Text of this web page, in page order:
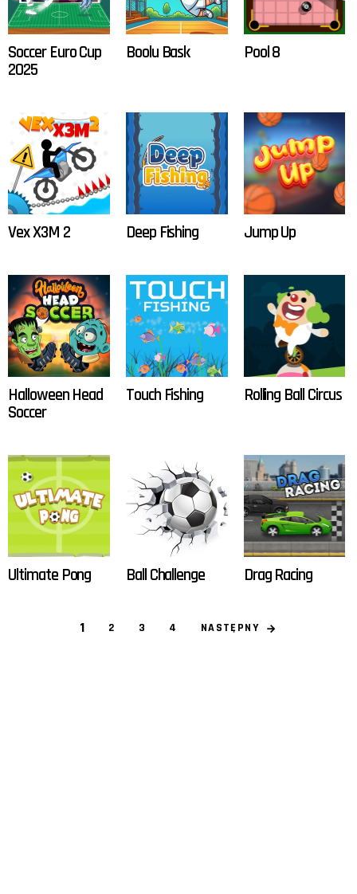
Soccer Euro Cup
2025
Boolu Bask Pool 8
Vex X3M 2 Deep Fishing Jump Up
Halloween Head
Soccer
Touch Fishing Rolling Ball Circus
Ultimate Pong Ball Challenge Drag Racing
1 2 3 4 NASTĘPNY